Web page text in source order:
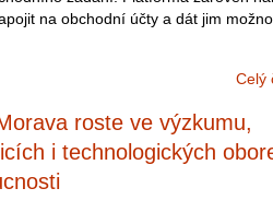
na obchodní účty a dát jim
Celý
roste ve výzkumu,
i technologických